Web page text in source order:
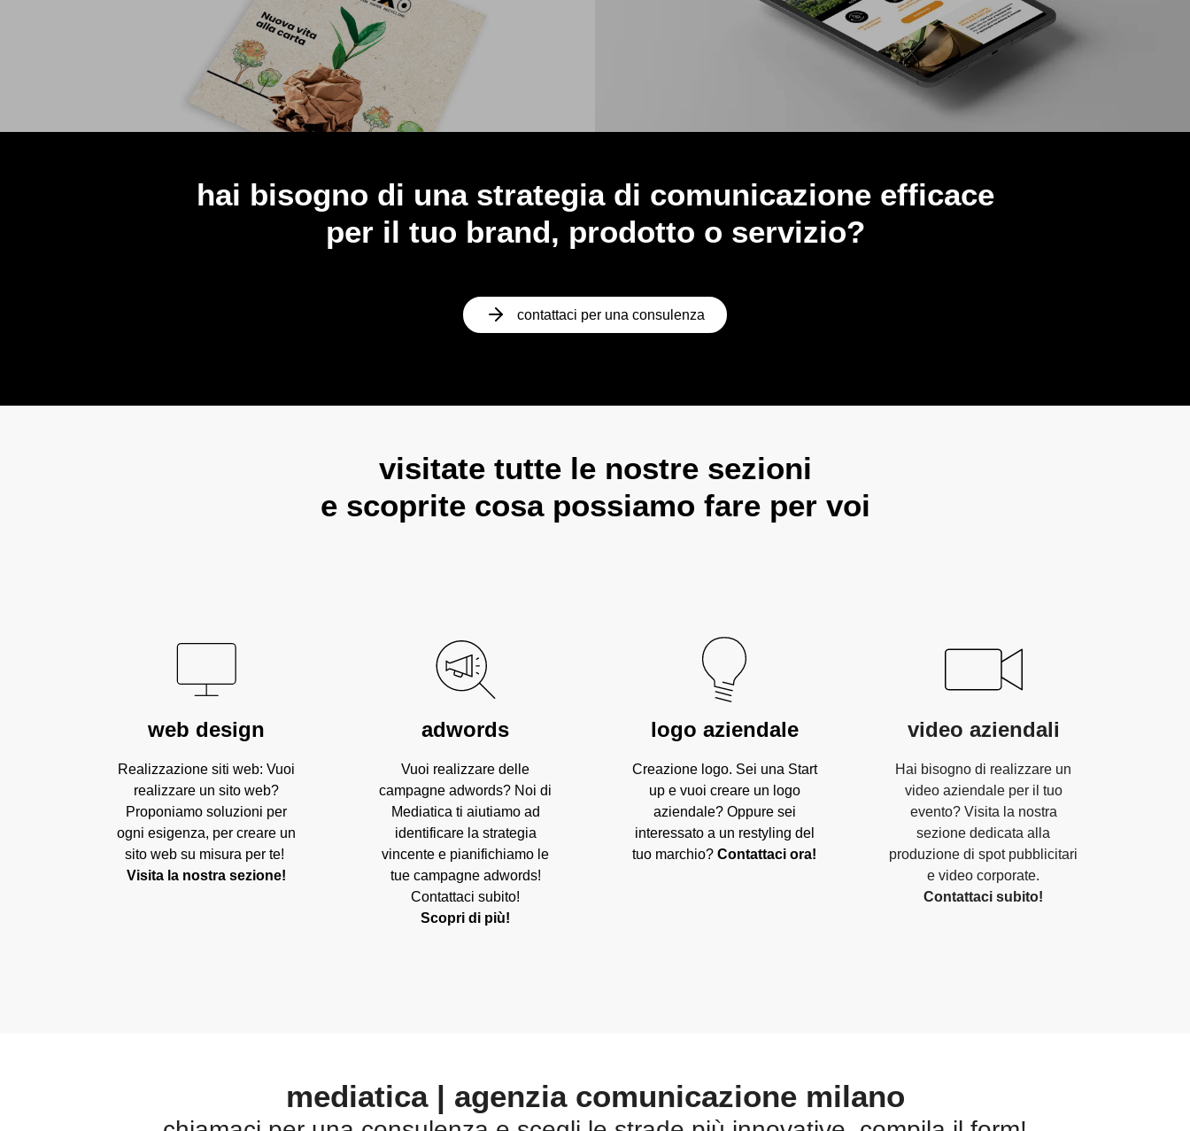
hai bisogno di una strategia di comunicazione efficace
per il tuo brand, prodotto o servizio?
contattaci per una consulenza
visitate tutte le nostre sezioni
e scoprite cosa possiamo fare per voi
web design
Realizzazione siti web: Vuoi
realizzare un sito web?
Proponiamo soluzioni per
ogni esigenza, per creare un
sito web su misura per te!
Visita la nostra sezione!
adwords
Vuoi realizzare delle
campagne adwords? Noi di
Mediatica ti aiutiamo ad
identificare la strategia
vincente e pianifichiamo le
tue campagne adwords!
Contattaci subito!
Scopri di più!
logo aziendale
Creazione logo. Sei una Start
up e vuoi creare un logo
aziendale? Oppure sei
interessato a un restyling del
tuo marchio?Contattaci ora!
video aziendali
Hai bisogno di realizzare un
video aziendale per il tuo
evento? Visita la nostra
sezione dedicata alla
produzione di spot pubblicitari
e video corporate.
Contattaci subito!
mediatica | agenzia comunicazione milano